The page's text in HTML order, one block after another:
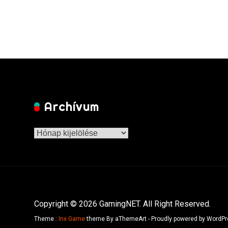
Archívum
Archívum
Copyright © 2026 GamingNET. All Right Reserved.
Theme : Inx Gametheme By aThemeArt - Proudly powered by